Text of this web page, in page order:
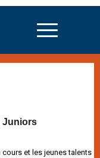
Juniors
et les jeunes talents